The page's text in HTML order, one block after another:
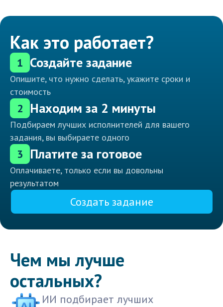
Как это работает?
1 Создайте задание
Опишите, что нужно сделать, укажите сроки и
стоимость
2 Находим за 2 минуты
Подбираем лучших исполнителей для вашего
задания, вы выбираете одного
3 Платите за готовое
Оплачиваете, только если вы довольны
результатом
Создать задание
Чем мы лучше
остальных?
ИИ подбирает лучших